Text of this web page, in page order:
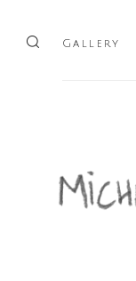
Gallery